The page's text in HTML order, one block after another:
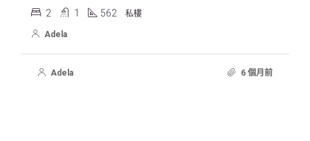
2 1 562 私樓
Adela
Adela 6 個月前